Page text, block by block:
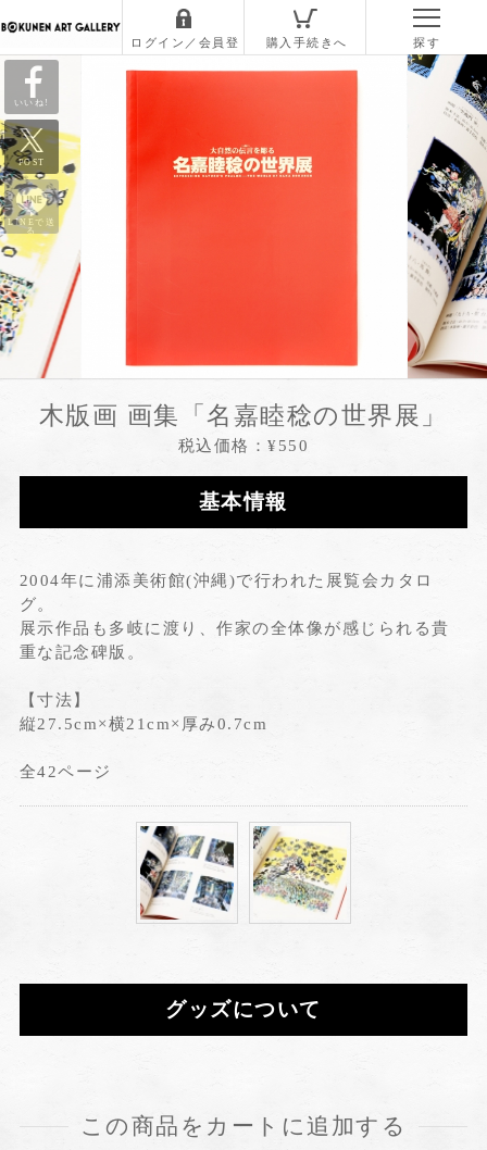
いいね!
POST
LINEで送
る
木版画 画集「名嘉睦稔の世界展」
税込価格：¥550
基本情報
2004年に浦添美術館(沖縄)で行われた展覧会カタロ
グ。
展示作品も多岐に渡り、作家の全体像が感じられる貴
重な記念碑版。
【寸法】
縦27.5cm×横21cm×厚み0.7cm
全42ページ
グッズについて
この商品をカートに追加する